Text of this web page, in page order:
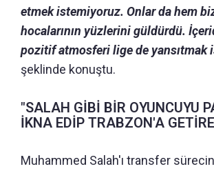
etmek istemiyoruz. Onlar da hem
hocalarının yüzlerini güldürdü.
pozitif atmosferi lige de yansıtmak
şeklinde konuştu.
"SALAH GİBİ BİR OYUNCUYU
İKNA EDİP TRABZON'A
Muhammed Salah'ı transfer